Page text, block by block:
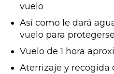
vuelo
Así como le dará
vuelo para
Vuelo de 1 hora
Aterrizaje y recogida